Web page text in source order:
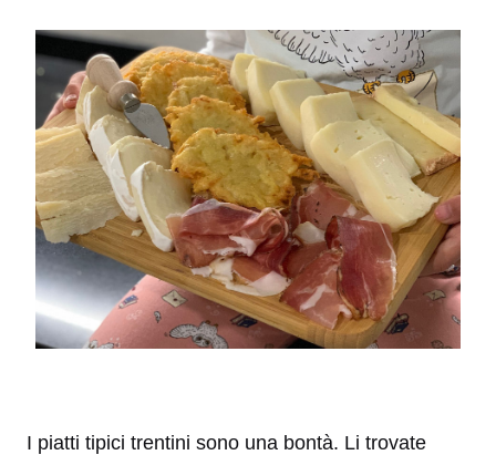
I piatti tipici trentini sono una bontà. Li trovate